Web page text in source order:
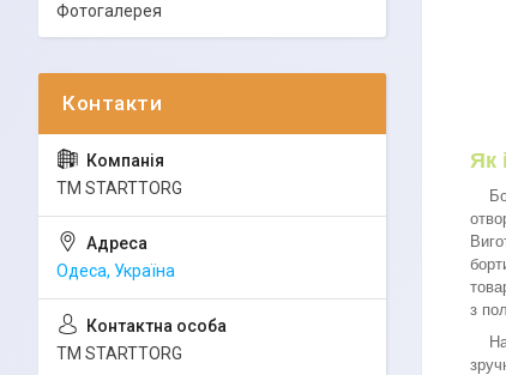
Як
з
На
Фотогалерея
ТМ STARTTORG
Одеса, Україна
ТМ STARTTORG